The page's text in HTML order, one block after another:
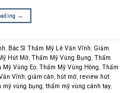
→
Bác Sĩ Thẩm Mỹ Lê Văn Vĩnh Giảm
Hút Mỡ Thẩm Mỹ Vùng Bụng Thẩm
Mỹ Vùng Eo Thẩm Mỹ Vùng Hông Thẩm
Vĩnh giảm cân hút mỡ review hút
mỹ vùng bụng thẩm mỹ vùng cánh tay,